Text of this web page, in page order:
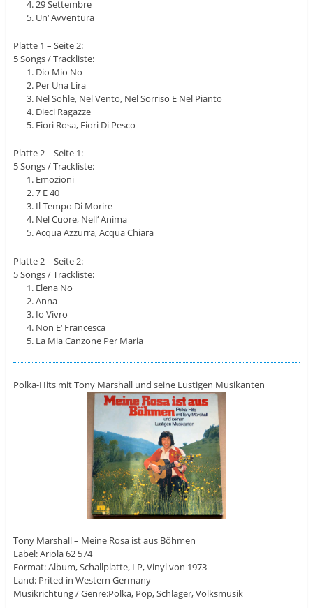
29 Settembre
Un‘ Avventura
Platte 1 – Seite 2:
5 Songs / Trackliste:
Dio Mio No
Per Una Lira
Nel Sohle, Nel Vento, Nel Sorriso E Nel Pianto
Dieci Ragazze
Fiori Rosa, Fiori Di Pesco
Platte 2 – Seite 1:
5 Songs / Trackliste:
Emozioni
7 E 40
Il Tempo Di Morire
Nel Cuore, Nell‘ Anima
Acqua Azzurra, Acqua Chiara
Platte 2 – Seite 2:
5 Songs / Trackliste:
Elena No
Anna
Io Vivro
Non E‘ Francesca
La Mia Canzone Per Maria
Polka-Hits mit Tony Marshall und seine Lustigen Musikanten
Tony Marshall – Meine Rosa ist aus Böhmen
Label: Ariola 62 574
Format: Album, Schallplatte, LP, Vinyl von 1973
Land: Prited in Western Germany
Musikrichtung / Genre:Polka, Pop, Schlager, Volksmusik